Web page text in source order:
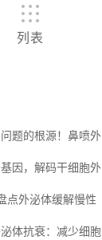
列表
题的根源！鼻喷外
因，解码干细胞外
点外泌体缓解慢性
体抗衰：减少细胞